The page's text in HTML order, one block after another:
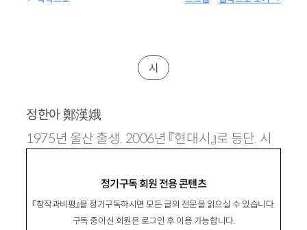
정기구독 회원 전용 콘텐츠
『창작과비평』을 정기구독하시면 모든 글의 전문을 읽으실 수 있습니다.
구독 중이신 회원은 로그인 후 이용 가능합니다.
시
정한아鄭漢娥
1975년 울산 출생. 2006년 『현대시』로 등단. 시
crookcrony@hotmail.com